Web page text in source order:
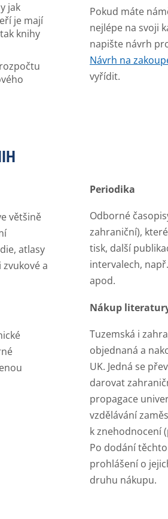
jak
je mají
knihy
Pokud máte
nejlépe na svoji
napište návrh
Návrh na
vyřídit.
většině
atlasy
a
Periodika
Odborné
zahraniční),
tisk, další
intervalech,
apod.
Nákup
Tuzemská i
objednaná a
UK. Jedná se
darovat
propagace
vzdělávání
k znehodnocení
Po dodání
prohlášení o
druhu nákupu.